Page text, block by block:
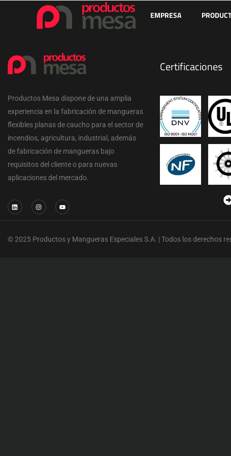
EMPRESA
Productos Mesa dispone de una amplia
experiencia en la fabricación de mangueras
flexibles planas de caucho para el sector de
incendios, agricultura, industrial, además
de fabricación de mangueras bajo
requisitos del cliente o para nuevas
aplicaciones del mercado.
Certificaciones
© 2025 Productos y Mangueras Especiales S.A. | Todos los derechos